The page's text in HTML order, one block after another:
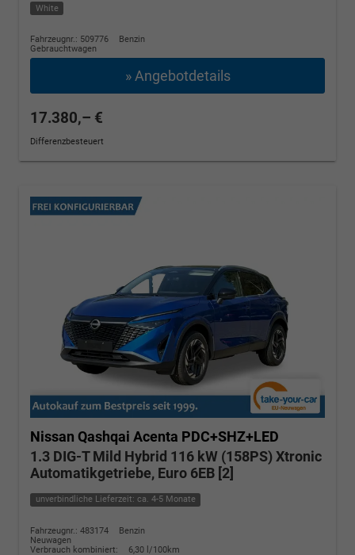
White
Fahrzeugnr.: 509776
Benzin
Gebrauchtwagen
» Angebotdetails
17.380,– €
Differenzbesteuert
Nissan Qashqai Acenta PDC+SHZ+LED
1.3 DIG-T Mild Hybrid 116 kW (158PS) Xtronic
Automatikgetriebe, Euro 6EB [2]
unverbindliche Lieferzeit: ca. 4-5 Monate
Fahrzeugnr.: 483174
Benzin
Neuwagen
Verbrauch kombiniert:
6,30 l/100km